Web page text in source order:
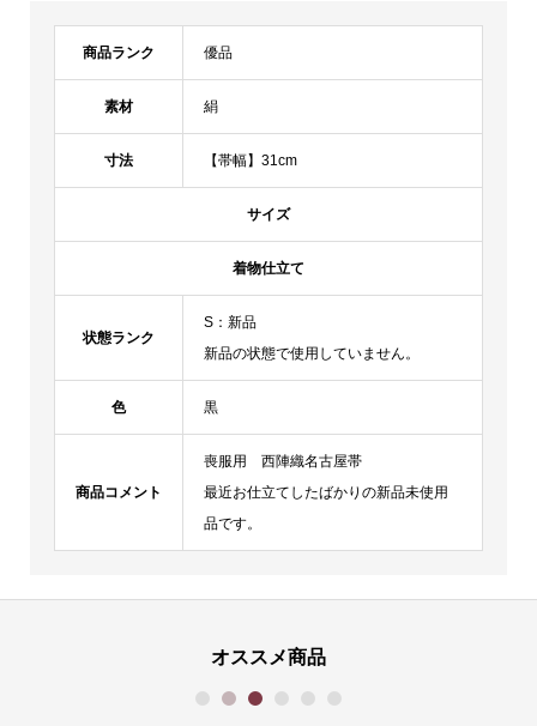
商品ランク 優品
素材 絹
寸法 【帯幅】31cm
サイズ
着物仕立て
状態ランク
S：新品
新品の状態で使用していません。
色 黒
商品コメント
喪服用 西陣織名古屋帯
最近お仕立てしたばかりの新品未使用
品です。
オススメ商品
1 2 3 4 5 6